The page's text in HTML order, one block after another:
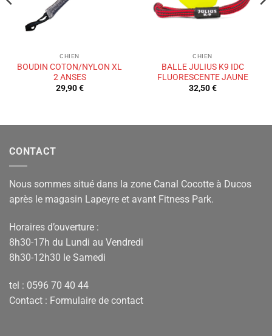
CHIEN
BOUDIN COTON/NYLON XL
2 ANSES
29,90€
CHIEN
BALLE JULIUS K9 IDC
FLUORESCENTE JAUNE
32,50€
CONTACT
Nous sommes situé dans la zone Canal Cocotte à Ducos
après le magasin Lapeyre et avant Fitness Park.
Horaires d’ouverture :
8h30-17h du Lundi au Vendredi
8h30-12h30 le Samedi
tel : 0596 70 40 44
Contact : Formulaire de contact